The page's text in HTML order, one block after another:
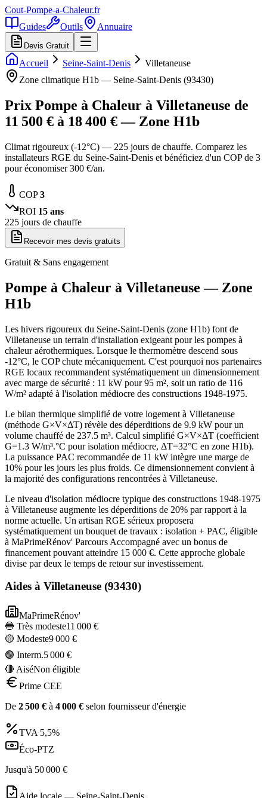
Cout-Pompe-a-Chaleur.fr
Guides
Outils Annuaire
Devis Gratuit
Accueil Seine-Saint-Denis
Villetaneuse
Zone climatique H1b — Seine-Saint-Denis (93430)
Prix Pompe à Chaleur à Villetaneuse de
11 500 € à 18 400 € — Zone H1b
Climat rigoureux (-12°C) — 225 jours de chauffe. Comparez les
installateurs RGE du Seine-Saint-Denis et bénéficiez d'un COP de 3
pour économiser 300 €/an.
COP3
ROI 15 ans
225 jours de chauffe
Recevoir mes devis gratuits
Gratuit & Sans engagement
Pompe à Chaleur à Villetaneuse — Zone
H1b
Les hivers rigoureux du Seine-Saint-Denis (zone H1b) font de
Villetaneuse un terrain d'installation exigeant pour les pompes à
chaleur aérothermiques. Lorsque le thermomètre descend sous
-12°C, le COP chute mécaniquement. C'est pourquoi nos partenaires
RGE locaux recommandent systématiquement un dimensionnement
avec marge de sécurité : 11 kW pour 95 m², soit un ratio de 116
W/m² adapté à l'isolation médiocre des constructions 1948-1975.
Le bilan thermique simplifié de votre logement à Villetaneuse
(méthode G×V×ΔT) révèle des déperditions de 9.9 kW pour un
volume chauffé de 237.5 m³. Calcul simplifié G×V×ΔT (coefficient
G=1.3 W/m³.°C pour isolation médiocre, ΔT=32°C en zone H1b).
La puissance PAC recommandée de 11 kW intègre une marge de
10% pour les jours les plus froids. Ce dimensionnement convient à
la majorité des configurations rencontrées à Villetaneuse.
Le niveau d'isolation médiocre typique des constructions 1948-1975
à Villetaneuse augmente les déperditions de 20% par rapport à la
norme actuelle. Un artisan RGE sérieux proposera
systématiquement un bouquet de travaux : isolation + PAC, éligible
à MaPrimeRénov' Parcours Accompagné avec un bonus de
financement pouvant atteindre 15 000 €. Cette approche globale
divise par deux le temps de retour sur investissement.
Aides à Villetaneuse (93430)
MaPrimeRénov'
🔵 Très modeste11 000 €
🟡 Modeste9 000 €
🟣 Interm.5 000 €
🔴 AiséNon éligible
Prime CEE
De 2 500 € à 4 000 € selon fournisseur d'énergie
TVA 5,5%
Éco-PTZ
Jusqu'à 50 000 €
Aide locale — Seine-Saint-Denis